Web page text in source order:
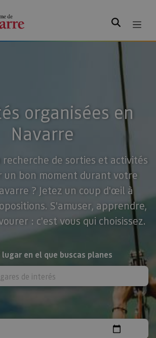
Rechercher
organisées en
Navarre
recherche de sorties et activités
un bon moment durant votre
? Jetez un coup d'œil à
S'amuser, apprendre,
: c'est vous qui choisissez.
en el que buscas planes